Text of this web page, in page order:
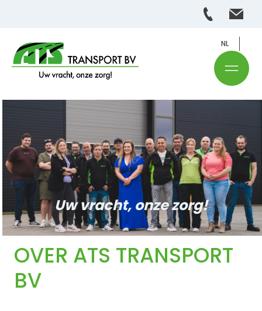
NL
Uw vracht, onze zorg!
OVER ATS TRANSPORT
BV